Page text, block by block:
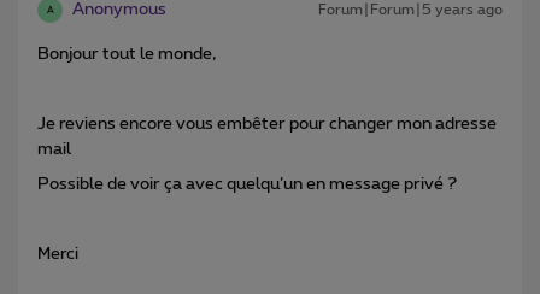
A Anonymous Forum|Forum|5 years ago
Bonjour tout le monde,
Je reviens encore vous embêter pour changer mon adresse
mail
Possible de voir ça avec quelqu’un en message privé ?
Merci